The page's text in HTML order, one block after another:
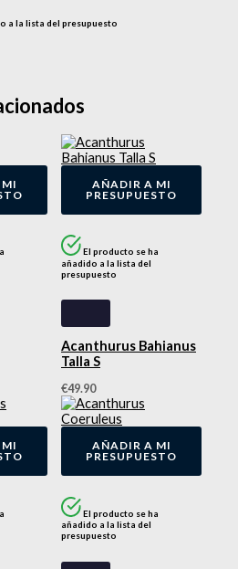
a la lista del presupuesto
AÑADIR A MI
PRESUPUESTO
El producto se ha
añadido a la lista del
presupuesto
Acanthurus Bahianus
Talla S
€49.90
AÑADIR A MI
PRESUPUESTO
El producto se ha
añadido a la lista del
presupuesto